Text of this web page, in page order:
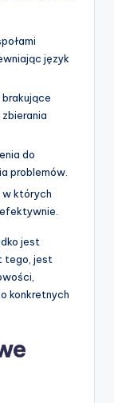
język
do
problemów.
w których
jest
tego, jest
konkretnych